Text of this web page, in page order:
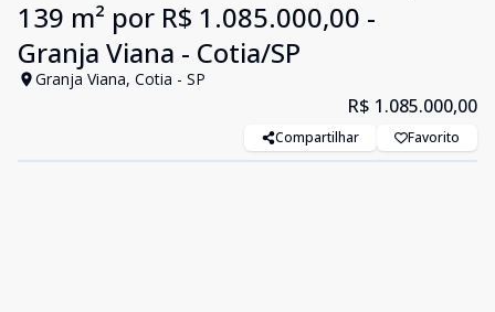
139 m² por R$ 1.085.000,00 -
Granja Viana - Cotia/SP
Granja Viana, Cotia - SP
R$ 1.085.000,00
Compartilhar Favorito